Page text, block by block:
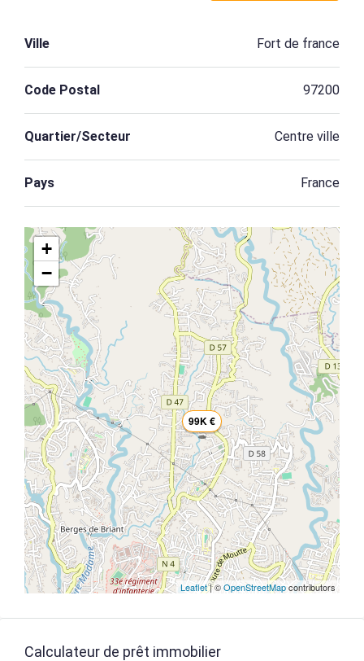
Ville Fort de france
Code Postal 97200
Quartier/Secteur Centre ville
Pays France
99K €
+
−
Leaflet| ©OpenStreetMapcontributors
Calculateur de prêt immobilier